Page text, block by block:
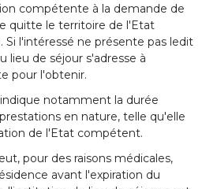
compétente à la demande de
quitte le territoire de l'Etat
Si l'intéressé ne présente pas ledit
lieu de séjour s'adresse à
pour l'obtenir.
notamment la durée
en nature, telle qu'elle
de l'Etat compétent.
pour des raisons médicales,
avant l'expiration du